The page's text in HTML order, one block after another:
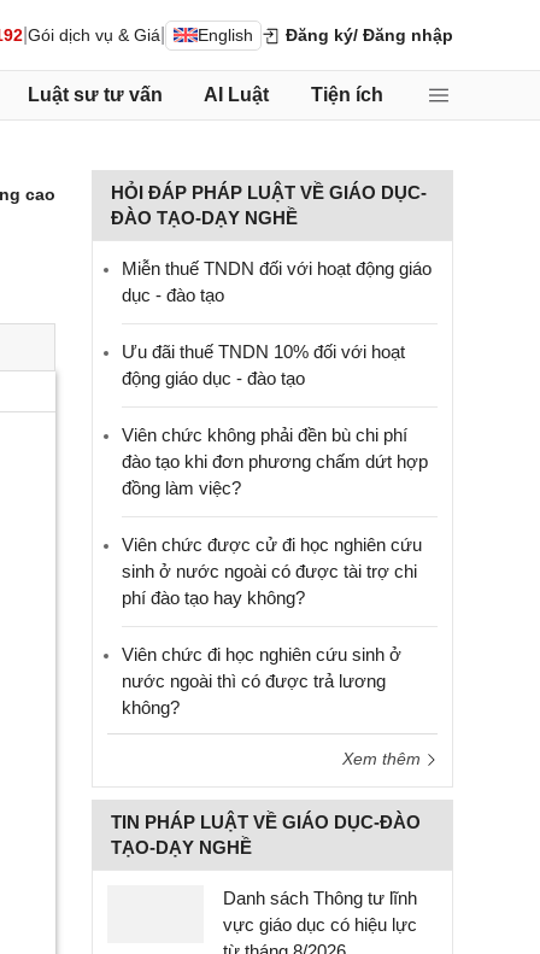
Gói dịch vụ & Giá English Đăng ký/ Đăng nhập
Luật sư tư vấn AI Luật Tiện ích
cao
HỎI ĐÁP PHÁP LUẬT VỀ GIÁO DỤC-
ĐÀO TẠO-DẠY NGHỀ
Miễn thuế TNDN đối với hoạt động giáo
dục - đào tạo
Ưu đãi thuế TNDN 10% đối với hoạt
động giáo dục - đào tạo
Viên chức không phải đền bù chi phí
đào tạo khi đơn phương chấm dứt hợp
đồng làm việc?
Viên chức được cử đi học nghiên cứu
sinh ở nước ngoài có được tài trợ chi
phí đào tạo hay không?
Viên chức đi học nghiên cứu sinh ở
nước ngoài thì có được trả lương
không?
Xem thêm
TIN PHÁP LUẬT VỀ GIÁO DỤC-ĐÀO
TẠO-DẠY NGHỀ
Danh sách Thông tư lĩnh
vực giáo dục có hiệu lực